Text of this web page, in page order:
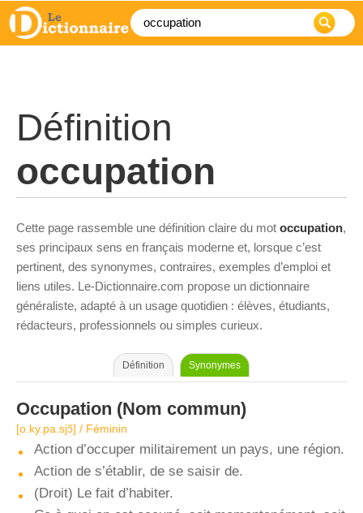
Définition
occupation
Cette page rassemble une définition claire du mot occupation,
ses principaux sens en français moderne et, lorsque c’est
pertinent, des synonymes, contraires, exemples d’emploi et
liens utiles. Le-Dictionnaire.com propose un dictionnaire
généraliste, adapté à un usage quotidien : élèves, étudiants,
rédacteurs, professionnels ou simples curieux.
Définition Synonymes
Occupation (Nom commun)
[o.ky.pa.sjɔ̃] / Féminin
Action d’occuper militairement un pays, une région.
Action de s’établir, de se saisir de.
(Droit) Le fait d’habiter.